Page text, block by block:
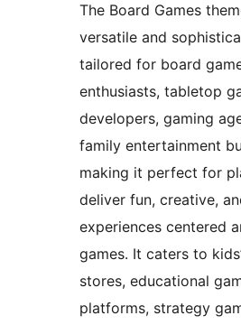
The Board Games
versatile and
tailored for board
enthusiasts, tabletop
developers, gaming
family entertainment
making it perfect for
deliver fun, creative,
experiences centered
games. It caters to
stores, educational
platforms, strategy